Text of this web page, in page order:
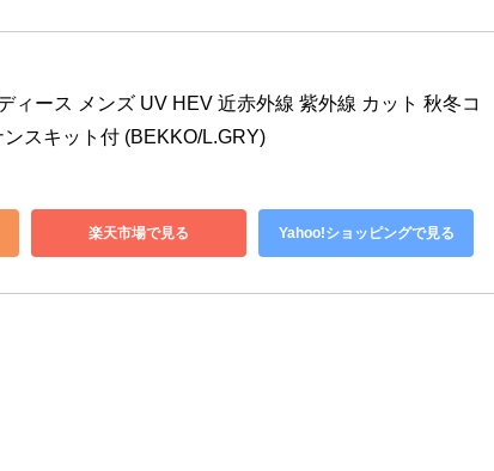
ィース メンズ UV HEV 近赤外線 紫外線 カット 秋冬コ
スキット付 (BEKKO/L.GRY)
楽天市場で見る Yahoo!ショッピングで見る